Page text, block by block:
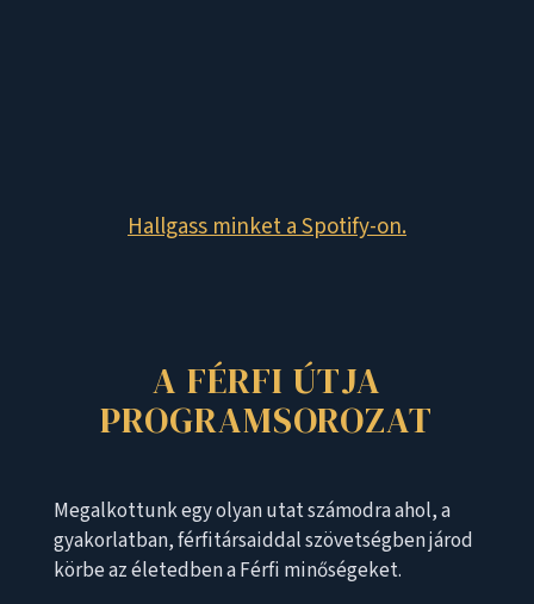
Hallgass minket a Spotify-on.
A FÉRFI ÚTJA
PROGRAMSOROZAT
Megalkottunk egy olyan utat számodra ahol, a
gyakorlatban, férfitársaiddal szövetségben járod
körbe az életedben a Férfi minőségeket.